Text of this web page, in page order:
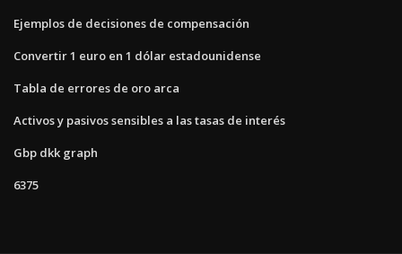
Ejemplos de decisiones de compensación
Convertir 1 euro en 1 dólar estadounidense
Tabla de errores de oro arca
Activos y pasivos sensibles a las tasas de interés
Gbp dkk graph
6375